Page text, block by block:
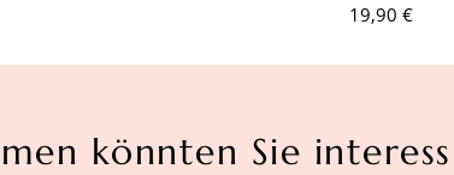
19,90 €
könnten Sie